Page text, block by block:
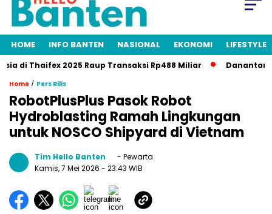
HOME INFO BANTEN NASIONAL EKONOMI LIFESTYLE
Thaifex 2025 Raup Transaksi Rp488 Miliar
Home / Pers Rilis
RobotPlusPlus Pasok Robot
Hydroblasting Ramah Lingkungan
untuk NOSCO Shipyard di Vietnam
Tim Hello Banten
- Pewarta
Kamis, 7 Mei 2026 - 23:43 WIB